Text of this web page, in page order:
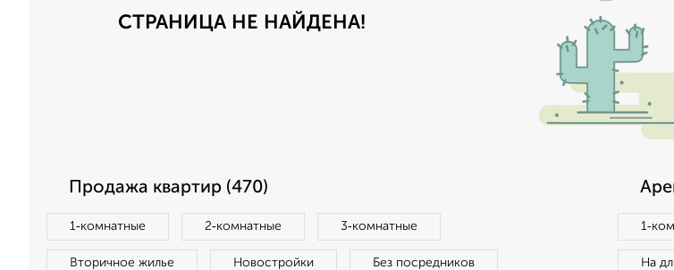
СТРАНИЦА НЕ НАЙДЕНА!
Продажа квартир (470)
1‑комнатные 2‑комнатные 3‑комнатные
Вторичное жилье Новостройки Без посредников На